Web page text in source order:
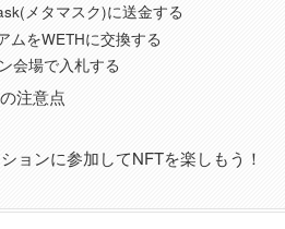
メタマスク)に送金する
ムをWETHに交換する
会場で入札する
注意点
ョンに参加してNFTを楽しもう！